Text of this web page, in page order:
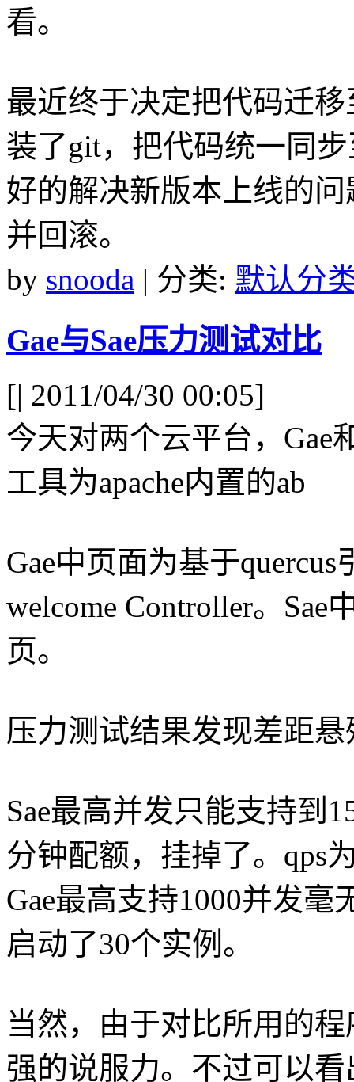
看。
最近终于决定把代码迁
装了git，把代码统一同
好的解决新版本上线的
并回滚。
by snooda | 分类: 默认分
Gae与Sae压力测试对比
[| 2011/04/30 00:05]
今天对两个云平台，Gae
工具为apache内置的ab
Gae中页面为基于
welcome Controller。Sae
页。
压力测试结果发现差距悬
Sae最高并发只能支持到
分钟配额，挂掉了。qps
Gae最高支持1000并发毫
启动了30个实例。
当然，由于对比所用的
强的说服力。不过可以